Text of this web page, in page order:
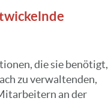
die sie benötigt,
zu verwaltenden,
an der